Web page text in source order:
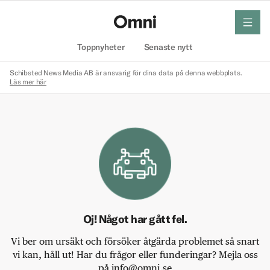
Toppnyheter Senaste nytt
meny
Schibsted News Media AB är ansvarig för dina data på denna webbplats.
Läs mer här
Oj! Något har gått fel.
Vi ber om ursäkt och försöker åtgärda problemet så snart
vi kan, håll ut! Har du frågor eller funderingar? Mejla oss